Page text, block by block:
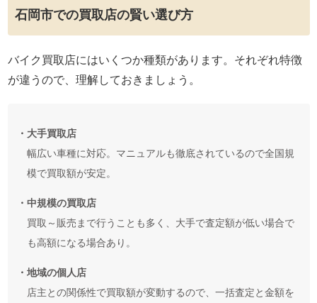
石岡市での買取店の賢い選び方
バイク買取店にはいくつか種類があります。それぞれ特徴
が違うので、理解しておきましょう。
・大手買取店
幅広い車種に対応。マニュアルも徹底されているので全国規
模で買取額が安定。
・中規模の買取店
買取～販売まで行うことも多く、大手で査定額が低い場合で
も高額になる場合あり。
・地域の個人店
店主との関係性で買取額が変動するので、一括査定と金額を